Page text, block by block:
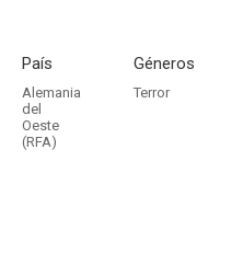
País
Alemania
del
Oeste
(RFA)
Géneros
Terror